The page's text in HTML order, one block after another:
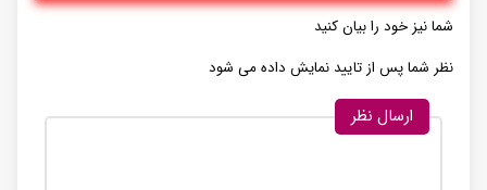
شما نیز خود را بیان کنید
نظر شما پس از تایید نمایش داده می شود
ارسال نظر